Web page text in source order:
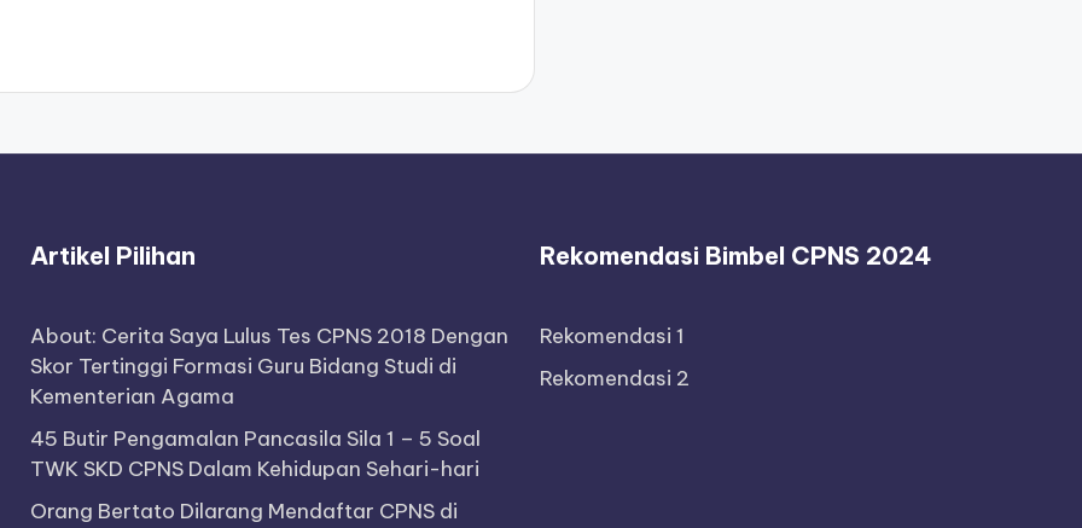
Artikel Pilihan
About: Cerita Saya Lulus Tes CPNS 2018 Dengan
Skor Tertinggi Formasi Guru Bidang Studi di
Kementerian Agama
45 Butir Pengamalan Pancasila Sila 1 – 5 Soal
TWK SKD CPNS Dalam Kehidupan Sehari-hari
Orang Bertato Dilarang Mendaftar CPNS di
Rekomendasi Bimbel CPNS 2024
Rekomendasi 1
Rekomendasi 2